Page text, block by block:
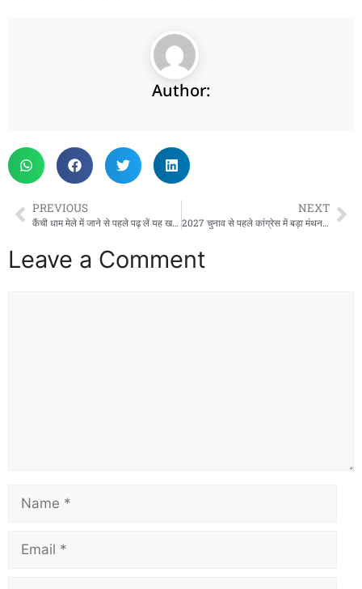
Author:
PREVIOUS
कैंची धाम मेले में जाने से पहले पढ़ लें यह खबर, SSP ने जारी किए महत्वपूर्ण निर्देश
NEXT
2027 चुनाव से पहले कांग्रेस में बड़ा मंथन, देहरादून आ रहीं प्रभारी कुमारी सैलजा
Leave a Comment